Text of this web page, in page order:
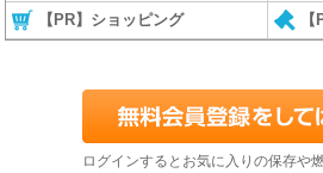
【PR】ショッピング
ログインするとお気に入りの保存や